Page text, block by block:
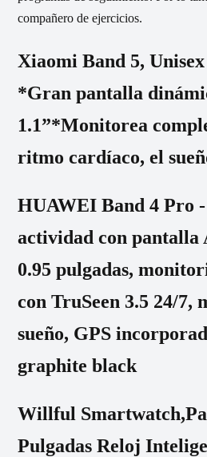
compañero de ejercicios.
Xiaomi Band 5,
*Gran pantalla
1.1”*Monitorea
ritmo cardíaco, el
HUAWEI Band 4 Pro
actividad con pantalla
0.95 pulgadas,
con TruSeen 3.5 24/7,
sueño, GPS
graphite black
Willful
Pulgadas Reloj